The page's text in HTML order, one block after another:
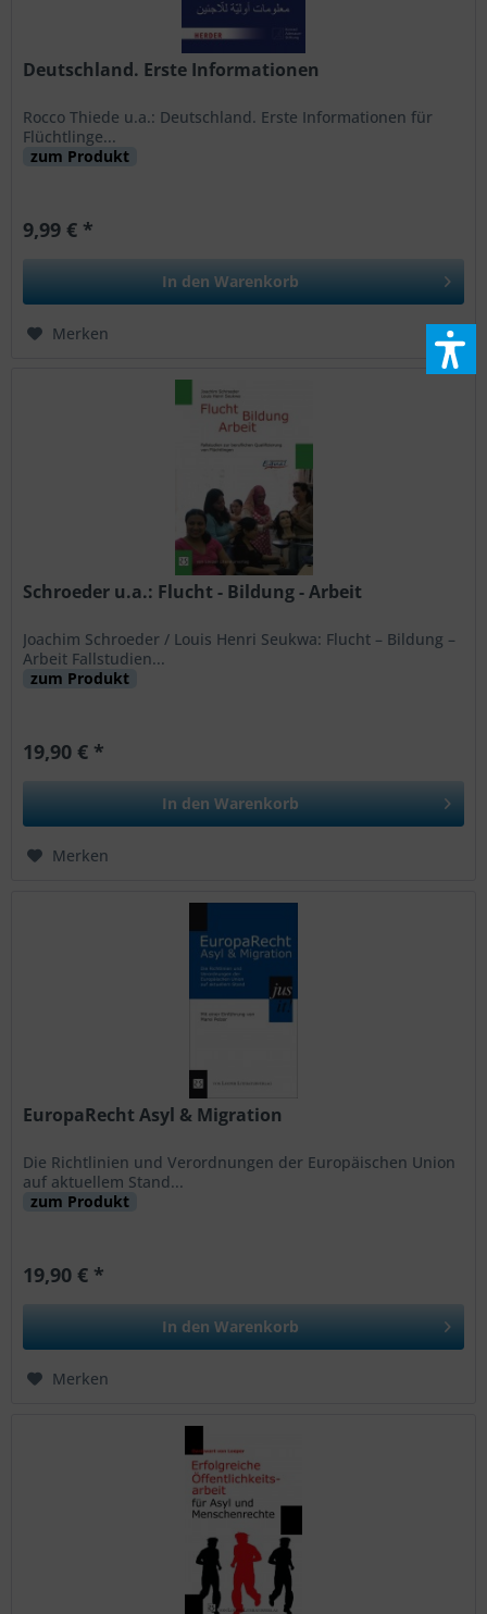
Deutschland. Erste Informationen
Rocco Thiede u.a.: Deutschland. Erste Informationen für
Flüchtlinge...
zum Produkt
9,99 € *
In den Warenkorb
Merken
Schroeder u.a.: Flucht - Bildung - Arbeit
Joachim Schroeder / Louis Henri Seukwa: Flucht – Bildung –
Arbeit Fallstudien...
zum Produkt
19,90 € *
In den Warenkorb
Merken
EuropaRecht Asyl & Migration
Die Richtlinien und Verordnungen der Europäischen Union
auf aktuellem Stand...
zum Produkt
19,90 € *
In den Warenkorb
Merken